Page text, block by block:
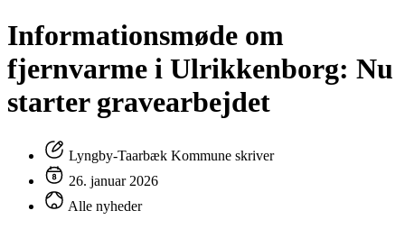
Informationsmøde om
fjernvarme i Ulrikkenborg: Nu
starter gravearbejdet
Lyngby-Taarbæk Kommune skriver
26. januar 2026
Alle nyheder